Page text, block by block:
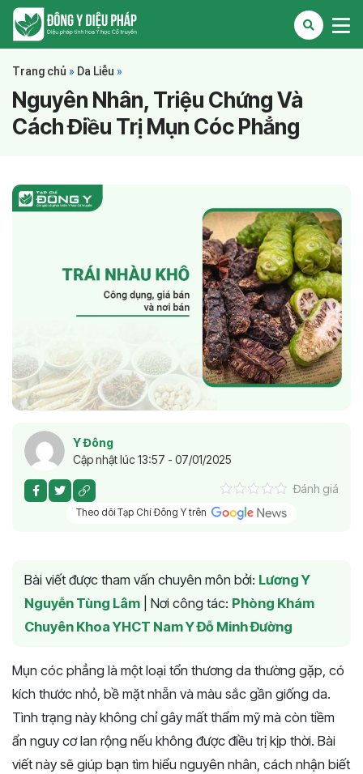
Trang chủ » Da Liễu »
Nguyên Nhân, Triệu Chứng Và
Cách Điều Trị Mụn Cóc Phẳng
Y Đông
Cập nhật lúc 13:57 - 07/01/2025
Đánh giá
Theo dõi Tạp Chí Đông Y trên
Bài viết được tham vấn chuyên môn bởi: Lương Y
Nguyễn Tùng Lâm
Nơi công tác: Phòng Khám
Chuyên Khoa YHCT Nam Y Đỗ Minh Đường
Mụn cóc phẳng là một loại tổn thương da thường gặp, có
kích thước nhỏ, bề mặt nhẵn và màu sắc gần giống da.
Tình trạng này không chỉ gây mất thẩm mỹ mà còn tiềm
ẩn nguy cơ lan rộng nếu không được điều trị kịp thời. Bài
viết này sẽ giúp bạn tìm hiểu nguyên nhân, cách nhận biết